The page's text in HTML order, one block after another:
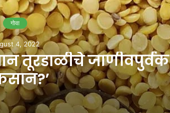
गोवा
4, 2022
तूरडाळीचे जाणीवपुर्वक